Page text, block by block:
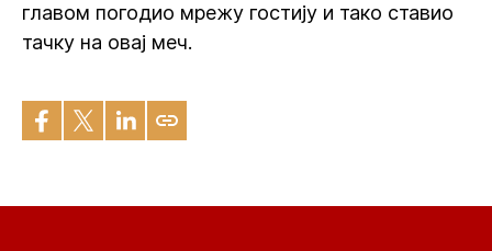
главом погодио мрежу гостију и тако ставио
тачку на овај меч.